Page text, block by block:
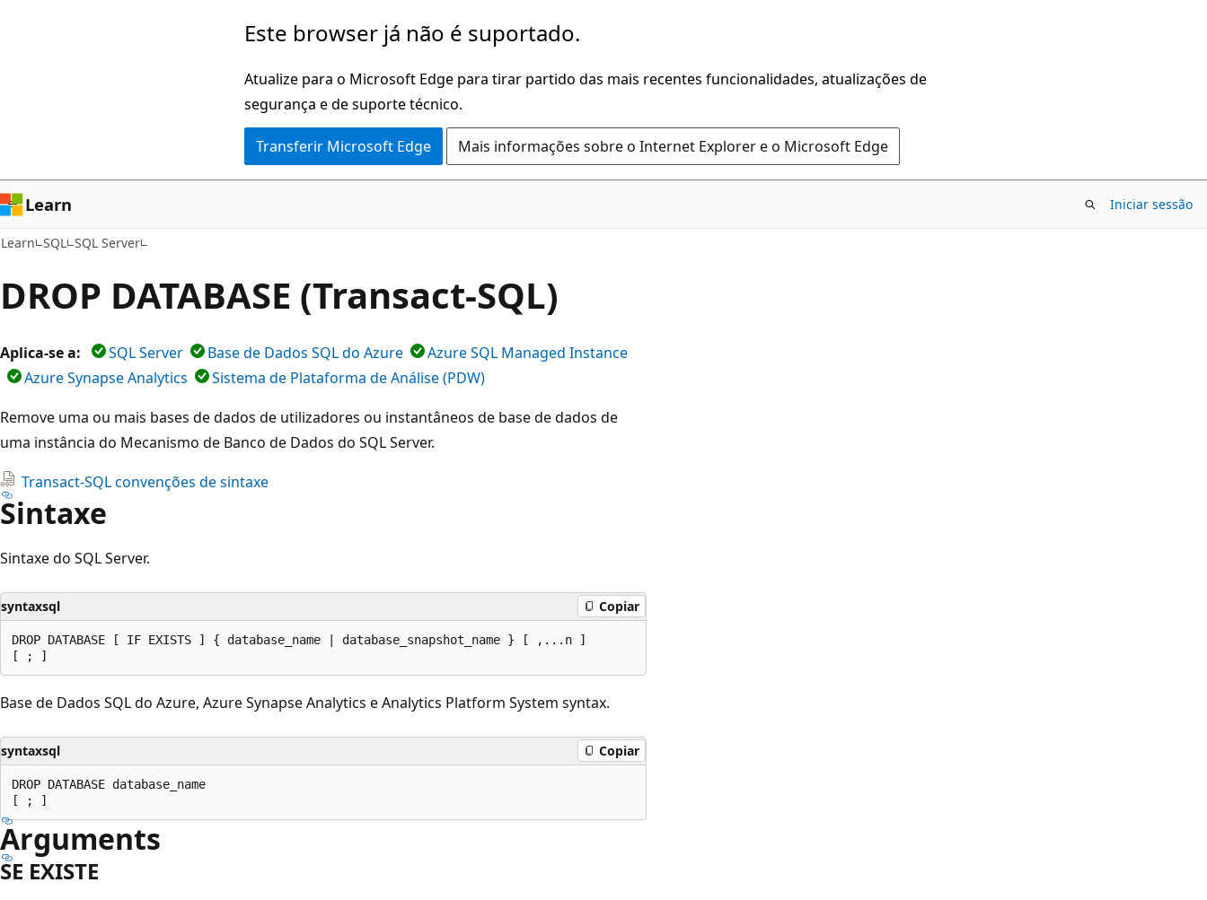
Este browser já não é suportado.
Atualize para o Microsoft Edge para tirar partido das mais recentes funcionalidades, atualizações de
segurança e de suporte técnico.
Transferir Microsoft Edge Mais informações sobre o Internet Explorer e o Microsoft Edge
Learn Iniciar sessão
Learn SQL SQL Server
DROP DATABASE (Transact-SQL)
Aplica-se a: SQL Server Base de Dados SQL do Azure
Azure SQL Managed Instance
Azure Synapse Analytics
Sistema de Plataforma de Análise (PDW)
Remove uma ou mais bases de dados de utilizadores ou instantâneos de base de dados de
uma instância do Mecanismo de Banco de Dados do SQL Server.
Transact-SQL convenções de sintaxe
Sintaxe
Sintaxe do SQL Server.
syntaxsql Copiar
DROP DATABASE [ IF EXISTS ] { database_name | database_snapshot_name } [ ,...n ]
Base de Dados SQL do Azure, Azure Synapse Analytics e Analytics Platform System syntax.
syntaxsql Copiar
DROP DATABASE database_name
Arguments
SE EXISTE